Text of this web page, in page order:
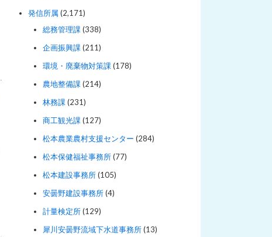
発信所属(2,171)
総務管理課 (338)
企画振興課 (211)
環境・廃棄物対策課 (178)
農地整備課 (214)
林務課 (231)
商工観光課 (127)
松本農業農村支援センター (284)
松本保健福祉事務所(77)
松本建設事務所(105)
安曇野建設事務所(4)
計量検定所(129)
犀川安曇野流域下水道事務所(13)